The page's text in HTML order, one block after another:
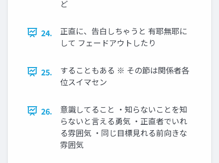
ど
24.
正直に、告白しちゃうと 有耶無耶に
して フェードアウトしたり
25.
することもある ※ その節は関係者各
位スイマセン
26.
意識してること ・知らないことを知
らないと言える勇気 ・正直者でいれ
る雰囲気 ・同じ目標見れる前向きな
雰囲気